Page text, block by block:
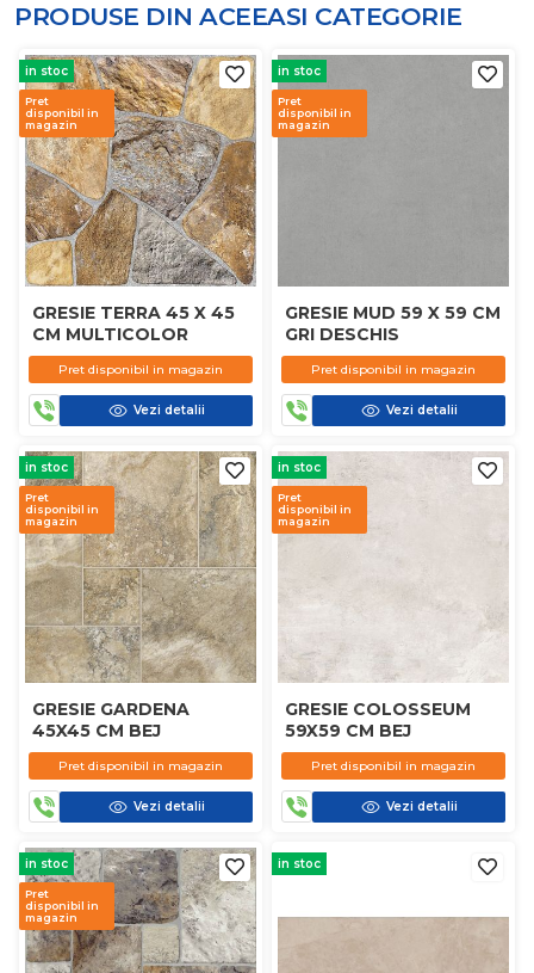
PRODUSE DIN ACEEASI CATEGORIE
in stoc
Pret
disponibil in
magazin
GRESIE TERRA 45 X 45
CM MULTICOLOR
Pret disponibil in magazin
Vezi detalii
in stoc
Pret
disponibil in
magazin
GRESIE MUD 59 X 59 CM
GRI DESCHIS
Pret disponibil in magazin
Vezi detalii
in stoc
Pret
disponibil in
magazin
GRESIE GARDENA
45X45 CM BEJ
Pret disponibil in magazin
Vezi detalii
in stoc
Pret
disponibil in
magazin
GRESIE COLOSSEUM
59X59 CM BEJ
Pret disponibil in magazin
Vezi detalii
in stoc
Pret
disponibil in
magazin
in stoc